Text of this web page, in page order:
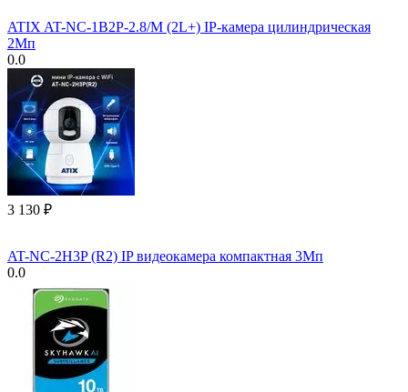
ATIX AT-NC-1B2P-2.8/M (2L+) IP-камера цилиндрическая
2Мп
0.0
3 130 ₽
AT-NC-2H3P (R2) IP видеокамера компактная 3Мп
0.0